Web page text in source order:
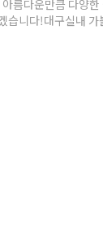
름다운만큼 다양
습니다!대구실내
사를 이겨낸 나무